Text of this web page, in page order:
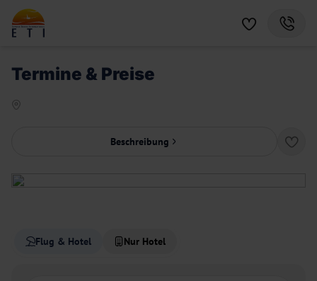
Termine & Preise
Beschreibung
Flug & Hotel Nur Hotel